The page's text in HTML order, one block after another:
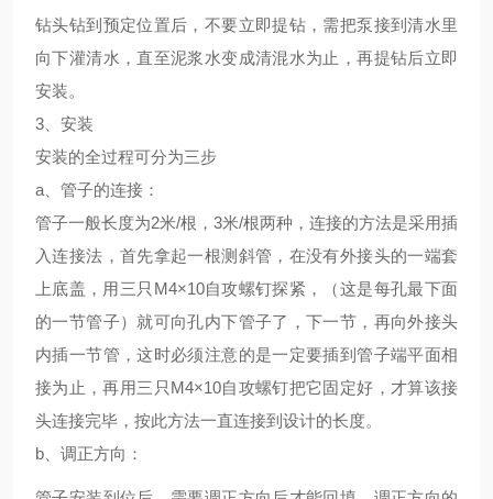
钻头钻到预定位置后，不要立即提钻，需把泵接到清水里
向下灌清水，直至泥浆水变成清混水为止，再提钻后立即
安装。
3、安装
安装的全过程可分为三步
a、管子的连接：
管子一般长度为2米/根，3米/根两种，连接的方法是采用插
入连接法，首先拿起一根测斜管，在没有外接头的一端套
上底盖，用三只M4×10自攻螺钉探紧，（这是每孔最下面
的一节管子）就可向孔内下管子了，下一节，再向外接头
内插一节管，这时必须注意的是一定要插到管子端平面相
接为止，再用三只M4×10自攻螺钉把它固定好，才算该接
头连接完毕，按此方法一直连接到设计的长度。
b、调正方向：